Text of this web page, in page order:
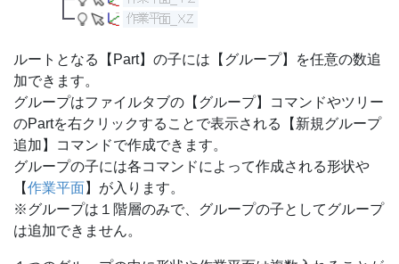
ルートとなる【Part】の子には【グループ】を任意の数追
加できます。
グループはファイルタブの【グループ】コマンドやツリー
のPartを右クリックすることで表示される【新規グループ
追加】コマンドで作成できます。
グループの子には各コマンドによって作成される形状や
【作業平面】が入ります。
※グループは１階層のみで、グループの子としてグループ
は追加できません。